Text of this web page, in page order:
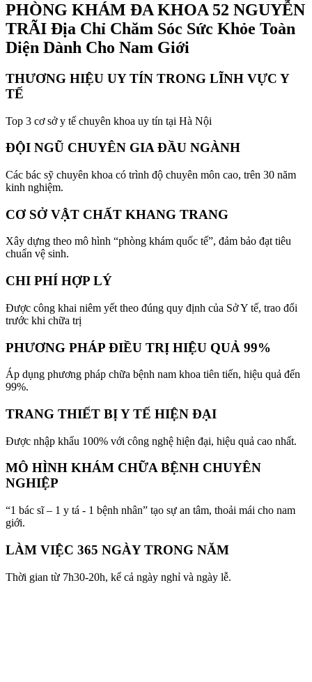
PHÒNG KHÁM ĐA KHOA 52 NGUYỄN
TRÃI Địa Chỉ Chăm Sóc Sức Khỏe Toàn
Diện Dành Cho Nam Giới
THƯƠNG HIỆU UY TÍN TRONG LĨNH VỰC Y
TẾ
Top 3 cơ sở y tế chuyên khoa uy tín tại Hà Nội
ĐỘI NGŨ CHUYÊN GIA ĐẦU NGÀNH
Các bác sỹ chuyên khoa có trình độ chuyên môn cao, trên 30 năm
kinh nghiệm.
CƠ SỞ VẬT CHẤT KHANG TRANG
Xây dựng theo mô hình “phòng khám quốc tế”, đảm bảo đạt tiêu
chuẩn vệ sinh.
CHI PHÍ HỢP LÝ
Được công khai niêm yết theo đúng quy định của Sở Y tế, trao đổi
trước khi chữa trị
PHƯƠNG PHÁP ĐIỀU TRỊ HIỆU QUẢ 99%
Áp dụng phương pháp chữa bệnh nam khoa tiên tiến, hiệu quả đến
99%.
TRANG THIẾT BỊ Y TẾ HIỆN ĐẠI
Được nhập khẩu 100% với công nghệ hiện đại, hiệu quả cao nhất.
MÔ HÌNH KHÁM CHỮA BỆNH CHUYÊN
NGHIỆP
“1 bác sĩ – 1 y tá - 1 bệnh nhân” tạo sự an tâm, thoải mái cho nam
giới.
LÀM VIỆC 365 NGÀY TRONG NĂM
Thời gian từ 7h30-20h, kể cả ngày nghỉ và ngày lễ.